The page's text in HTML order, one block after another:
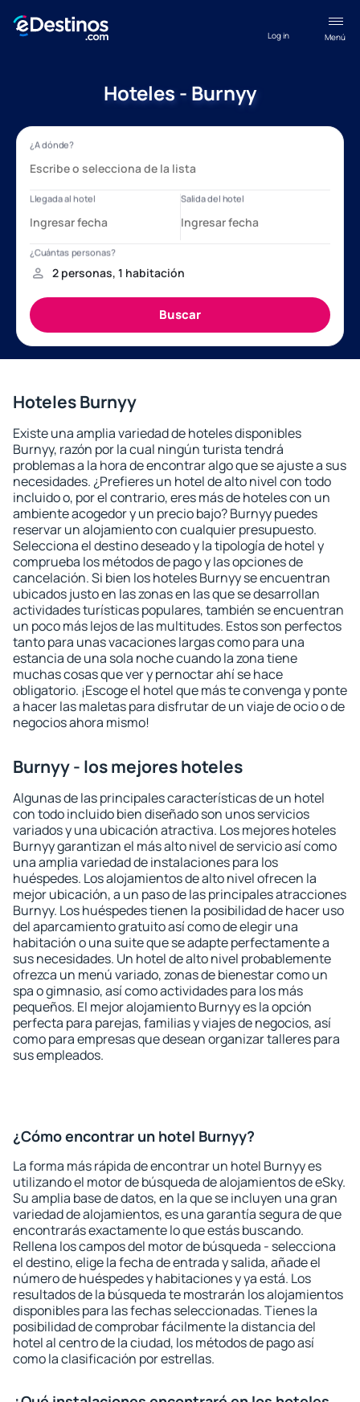
Menú
Log in
Hoteles - Burnyy
Hoteles Burnyy
Existe una amplia variedad de hoteles disponibles
Burnyy, razón por la cual ningún turista tendrá
problemas a la hora de encontrar algo que se ajuste a sus
necesidades. ¿Prefieres un hotel de alto nivel con todo
incluido o, por el contrario, eres más de hoteles con un
ambiente acogedor y un precio bajo? Burnyy puedes
reservar un alojamiento con cualquier presupuesto.
Selecciona el destino deseado y la tipología de hotel y
comprueba los métodos de pago y las opciones de
cancelación. Si bien los hoteles Burnyy se encuentran
ubicados justo en las zonas en las que se desarrollan
actividades turísticas populares, también se encuentran
un poco más lejos de las multitudes. Estos son perfectos
tanto para unas vacaciones largas como para una
estancia de una sola noche cuando la zona tiene
muchas cosas que ver y pernoctar ahí se hace
obligatorio. ¡Escoge el hotel que más te convenga y ponte
a hacer las maletas para disfrutar de un viaje de ocio o de
negocios ahora mismo!
Burnyy - los mejores hoteles
Algunas de las principales características de un hotel
con todo incluido bien diseñado son unos servicios
variados y una ubicación atractiva. Los mejores hoteles
Burnyy garantizan el más alto nivel de servicio así como
una amplia variedad de instalaciones para los
huéspedes. Los alojamientos de alto nivel ofrecen la
mejor ubicación, a un paso de las principales atracciones
Burnyy. Los huéspedes tienen la posibilidad de hacer uso
del aparcamiento gratuito así como de elegir una
habitación o una suite que se adapte perfectamente a
sus necesidades. Un hotel de alto nivel probablemente
ofrezca un menú variado, zonas de bienestar como un
spa o gimnasio, así como actividades para los más
pequeños. El mejor alojamiento Burnyy es la opción
perfecta para parejas, familias y viajes de negocios, así
como para empresas que desean organizar talleres para
sus empleados.
¿Cómo encontrar un hotel Burnyy?
La forma más rápida de encontrar un hotel Burnyy es
utilizando el motor de búsqueda de alojamientos de eSky.
Su amplia base de datos, en la que se incluyen una gran
variedad de alojamientos, es una garantía segura de que
encontrarás exactamente lo que estás buscando.
Rellena los campos del motor de búsqueda - selecciona
el destino, elige la fecha de entrada y salida, añade el
número de huéspedes y habitaciones y ya está. Los
resultados de la búsqueda te mostrarán los alojamientos
disponibles para las fechas seleccionadas. Tienes la
posibilidad de comprobar fácilmente la distancia del
hotel al centro de la ciudad, los métodos de pago así
como la clasificación por estrellas.